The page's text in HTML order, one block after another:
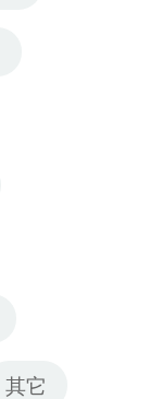
其它